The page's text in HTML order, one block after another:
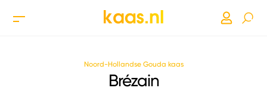
Noord-Hollandse Gouda kaas
Brézain